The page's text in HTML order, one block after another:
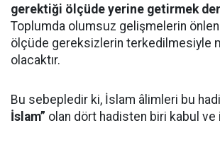
gerektiği ölçüde yerine getirmek
Toplumda olumsuz gelişmelerin
ölçüde gereksizlerin terkedilmesiyle
olacaktır.
Bu sebepledir ki, İslam âlimleri bu
İslam” olan dört hadisten biri kabul ve